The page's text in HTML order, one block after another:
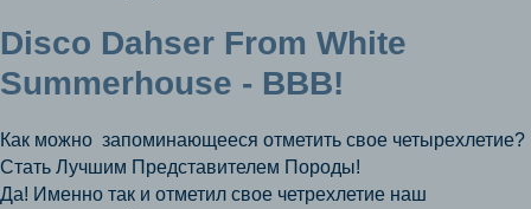
Disco Dahser From White
Summerhouse - ВВВ!
Как можно запоминающееся отметить свое четырехлетие?
Стать Лучшим Представителем Породы!
Да! Именно так и отметил свое четрехлетие наш